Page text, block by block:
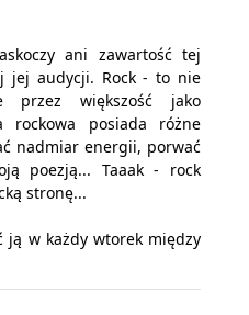
ani zawartość tej
jej audycji. Rock - to nie
przez większość jako
rockowa posiada różne
nadmiar energii, porwać
poezją... Taaak - rock
stronę...
ją w każdy wtorek między